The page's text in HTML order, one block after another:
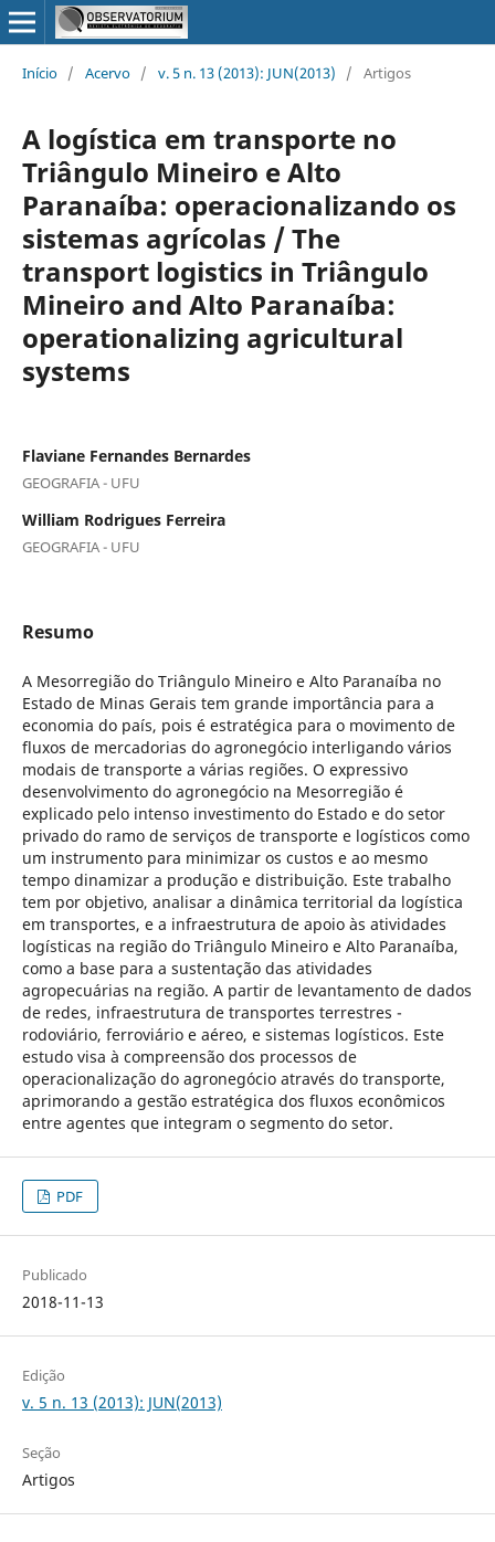
Início / Acervo / v. 5 n. 13 (2013): JUN(2013) / Artigos
A logística em transporte no
Triângulo Mineiro e Alto
Paranaíba: operacionalizando os
sistemas agrícolas / The
transport logistics in Triângulo
Mineiro and Alto Paranaíba:
operationalizing agricultural
systems
Flaviane Fernandes Bernardes
GEOGRAFIA - UFU
William Rodrigues Ferreira
GEOGRAFIA - UFU
Resumo
A Mesorregião do Triângulo Mineiro e Alto Paranaíba no
Estado de Minas Gerais tem grande importância para a
economia do país, pois é estratégica para o movimento de
fluxos de mercadorias do agronegócio interligando vários
modais de transporte a várias regiões. O expressivo
desenvolvimento do agronegócio na Mesorregião é
explicado pelo intenso investimento do Estado e do setor
privado do ramo de serviços de transporte e logísticos como
um instrumento para minimizar os custos e ao mesmo
tempo dinamizar a produção e distribuição. Este trabalho
tem por objetivo, analisar a dinâmica territorial da logística
em transportes, e a infraestrutura de apoio às atividades
logísticas na região do Triângulo Mineiro e Alto Paranaíba,
como a base para a sustentação das atividades
agropecuárias na região. A partir de levantamento de dados
de redes, infraestrutura de transportes terrestres -
rodoviário, ferroviário e aéreo, e sistemas logísticos. Este
estudo visa à compreensão dos processos de
operacionalização do agronegócio através do transporte,
aprimorando a gestão estratégica dos fluxos econômicos
entre agentes que integram o segmento do setor.
PDF
Publicado
2018-11-13
Edição
v. 5 n. 13 (2013): JUN(2013)
Seção
Artigos